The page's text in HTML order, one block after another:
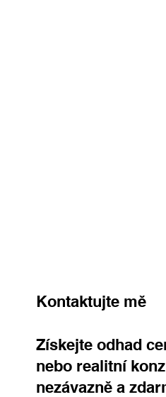
Kontaktujte mě
Získejte odhad
nebo realitní
nezávazně a